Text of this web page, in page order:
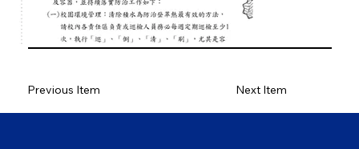
Previous Item Next Item